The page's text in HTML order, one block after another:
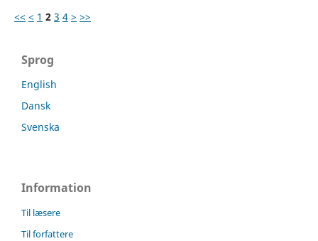
<< < 1 2 3 4 > >>
Sprog
English
Dansk
Svenska
Information
Til læsere
Til forfattere